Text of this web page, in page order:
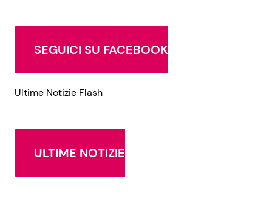
SEGUICI SU FACEBOOK
Ultime Notizie Flash
ULTIME NOTIZIE